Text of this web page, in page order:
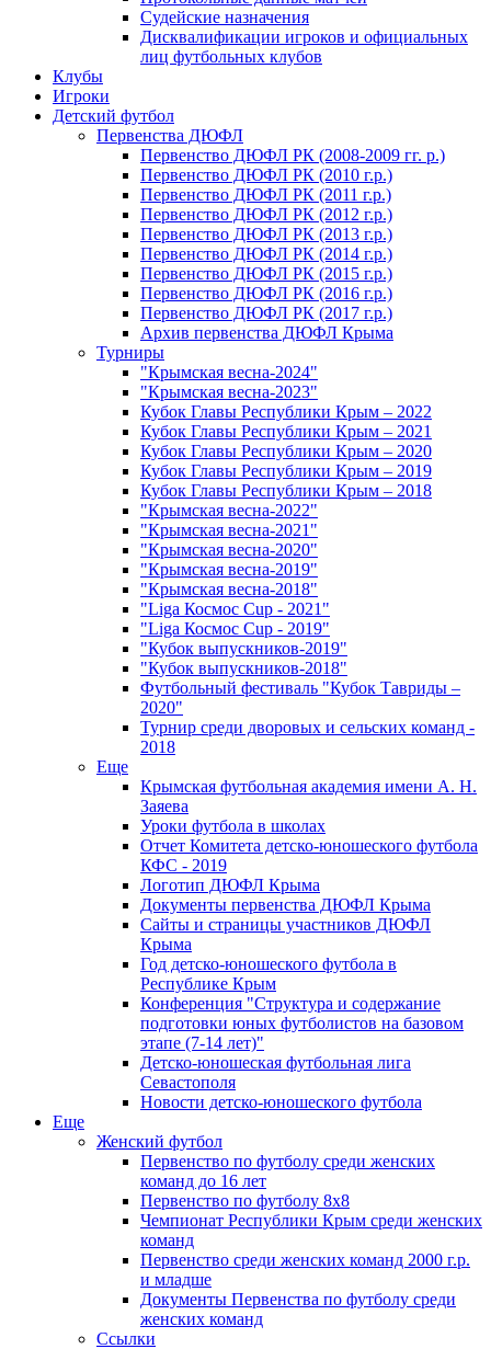
Судейские назначения
Дисквалификации игроков и официальных
лиц футбольных клубов
Клубы
Игроки
Детский футбол
Первенства ДЮФЛ
Первенство ДЮФЛ РК (2008-2009 гг. р.)
Первенство ДЮФЛ РК (2010 г.р.)
Первенство ДЮФЛ РК (2011 г.р.)
Первенство ДЮФЛ РК (2012 г.р.)
Первенство ДЮФЛ РК (2013 г.р.)
Первенство ДЮФЛ РК (2014 г.р.)
Первенство ДЮФЛ РК (2015 г.р.)
Первенство ДЮФЛ РК (2016 г.р.)
Первенство ДЮФЛ РК (2017 г.р.)
Архив первенства ДЮФЛ Крыма
Турниры
"Крымская весна-2024"
"Крымская весна-2023"
Кубок Главы Республики Крым – 2022
Кубок Главы Республики Крым – 2021
Кубок Главы Республики Крым – 2020
Кубок Главы Республики Крым – 2019
Кубок Главы Республики Крым – 2018
"Крымская весна-2022"
"Крымская весна-2021"
"Крымская весна-2020"
"Крымская весна-2019"
"Крымская весна-2018"
"Liga Космос Cup - 2021"
"Liga Космос Cup - 2019"
"Кубок выпускников-2019"
"Кубок выпускников-2018"
Футбольный фестиваль "Кубок Тавриды –
2020"
Турнир среди дворовых и сельских команд -
2018
Еще
Крымская футбольная академия имени А. Н.
Заяева
Уроки футбола в школах
Отчет Комитета детско-юношеского футбола
КФС - 2019
Логотип ДЮФЛ Крыма
Документы первенства ДЮФЛ Крыма
Сайты и страницы участников ДЮФЛ
Крыма
Год детско-юношеского футбола в
Республике Крым
Конференция "Структура и содержание
подготовки юных футболистов на базовом
этапе (7-14 лет)"
Детско-юношеская футбольная лига
Севастополя
Новости детско-юношеского футбола
Еще
Женский футбол
Первенство по футболу среди женских
команд до 16 лет
Первенство по футболу 8х8
Чемпионат Республики Крым среди женских
команд
Первенство среди женских команд 2000 г.р.
и младше
Документы Первенства по футболу среди
женских команд
Ссылки